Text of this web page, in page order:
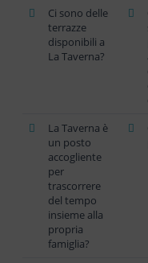
Ci sono delle
terrazze
disponibili a
La Taverna?
La Taverna è
un posto
accogliente
per
trascorrere
del tempo
insieme alla
propria
famiglia?